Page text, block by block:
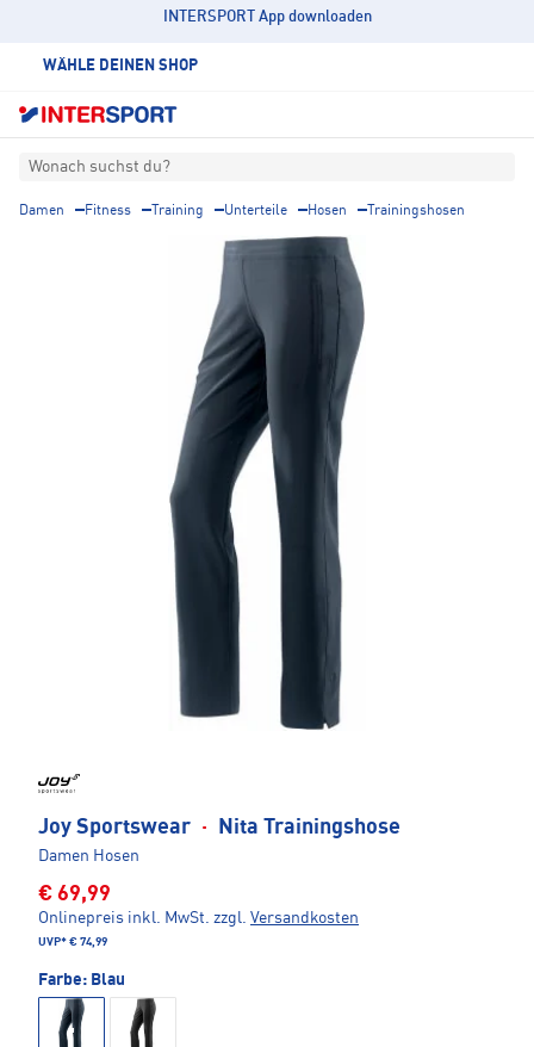
INTERSPORT App downloaden
WÄHLE DEINEN SHOP
Wonach suchst du?
Damen Fitness Training Unterteile Hosen Trainingshosen
Joy Sportswear · Nita Trainingshose
Damen Hosen
€ 69,99
Onlinepreis inkl. MwSt. zzgl. Versandkosten
UVP* € 74,99
Farbe: Blau